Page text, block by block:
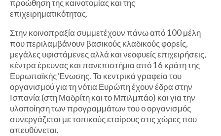
προώθηση της καινοτομίας και της
επιχειρηματικότητας.
Στην κοινοπραξία συμμετέχουν πάνω από 100 μέλη
που περιλαμβάνουν βασικούς κλαδικούς φορείς,
μεγάλες υφιστάμενες αλλά και νεοφυείς επιχειρήσεις,
κέντρα έρευνας και πανεπιστήμια από 16 κράτη της
Ευρωπαϊκής Ένωσης. Τα κεντρικά γραφεία του
οργανισμού για τη νότια Ευρώπη έχουν έδρα στην
Ισπανία (στη Μαδρίτη και το Μπιλμπάο) και για την
υλοποίηση των προγραμμάτων του ο οργανισμός
συνεργάζεται με τοπικούς εταίρους στις χώρες που
απευθύνεται.